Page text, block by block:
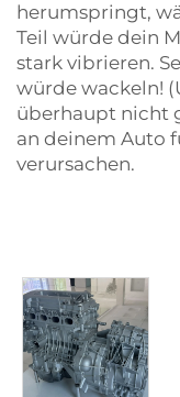
herumspringt,
Teil würde dein
stark vibrieren.
würde wackeln!
überhaupt nicht
an deinem Auto
verursachen.